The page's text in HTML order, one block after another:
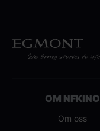
OM NFKINO
Om oss